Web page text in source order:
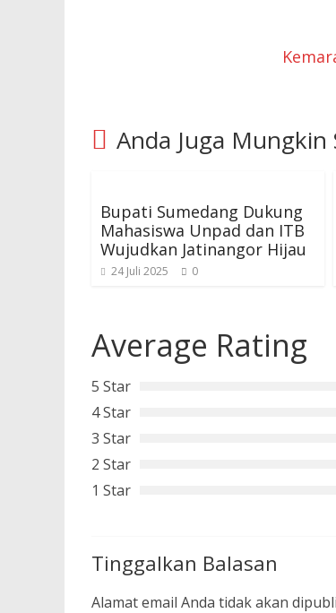
Anda Juga Mungkin
Bupati Sumedang Dukung
Mahasiswa Unpad dan ITB
Wujudkan Jatinangor Hijau
24 Juli 2025 0
Average Rating
5 Star
4 Star
3 Star
2 Star
1 Star
Tinggalkan Balasan
Alamat email Anda tidak akan